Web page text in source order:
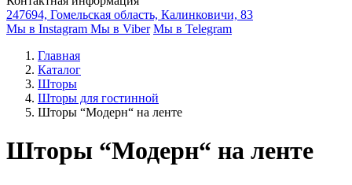
247694, Гомельская область, Калинковичи, 83
Мы в Instagram Мы в Viber Мы в Telegram
Главная
Каталог
Шторы
Шторы для гостинной
Шторы “Модерн“ на ленте
Шторы “Модерн“ на ленте